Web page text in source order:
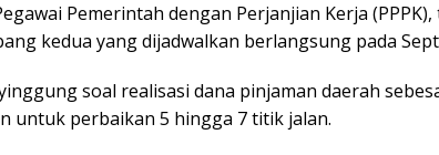
Pemerintah dengan Perjanjian Kerja
kedua yang dijadwalkan berlangsung pada
soal realisasi dana pinjaman daerah
untuk perbaikan 5 hingga 7 titik jalan.